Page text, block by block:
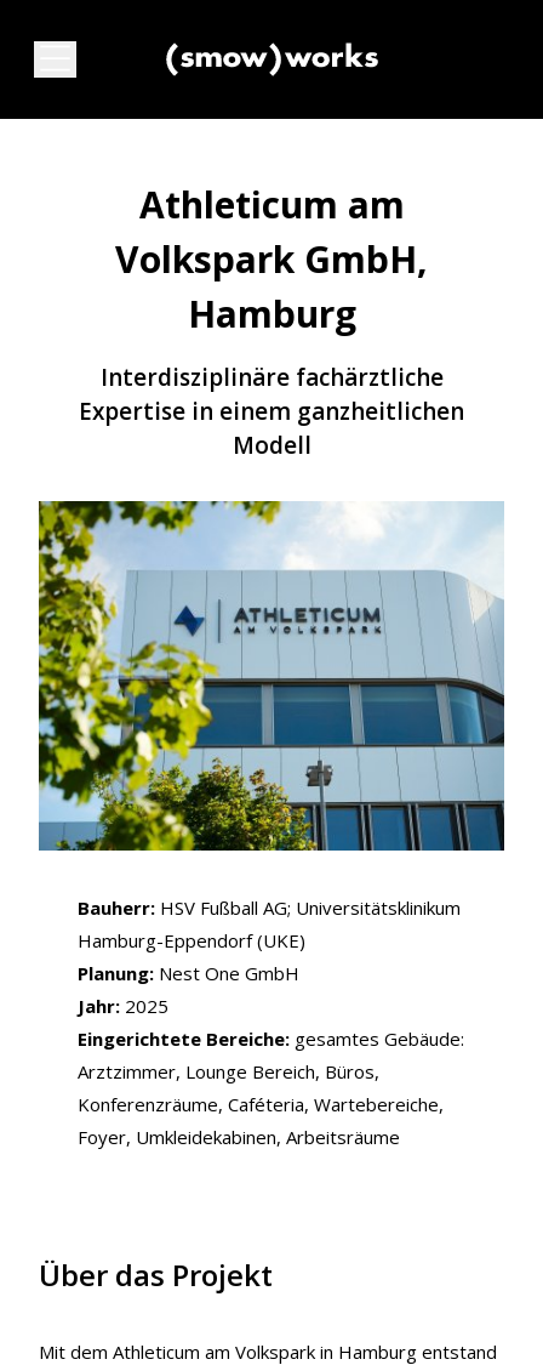
Athleticum am
Volkspark GmbH,
Hamburg
Interdisziplinäre fachärztliche
Expertise in einem ganzheitlichen
Modell
Bauherr: HSV Fußball AG; Universitätsklinikum
Hamburg-Eppendorf (UKE)
Planung: Nest One GmbH
Jahr: 2025
Eingerichtete Bereiche: gesamtes Gebäude:
Arztzimmer, Lounge Bereich, Büros,
Konferenzräume, Caféteria, Wartebereiche,
Foyer, Umkleidekabinen, Arbeitsräume
Über das Projekt
Mit dem Athleticum am Volkspark in Hamburg entstand